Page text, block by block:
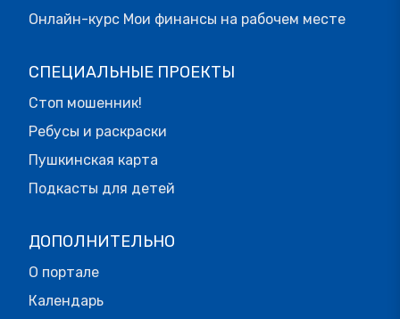
Онлайн-курс Мои финансы на рабочем месте
СПЕЦИАЛЬНЫЕ ПРОЕКТЫ
Стоп мошенник!
Ребусы и раскраски
Пушкинская карта
Подкасты для детей
ДОПОЛНИТЕЛЬНО
О портале
Календарь